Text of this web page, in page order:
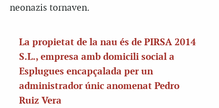
neonazis tornaven.
La propietat de la nau és de PIRSA 2014
S.L., empresa amb domicili social a
Esplugues encapçalada per un
administrador únic anomenat Pedro
Ruiz Vera